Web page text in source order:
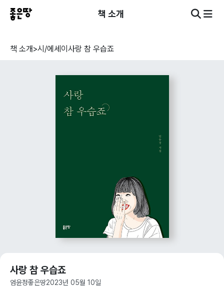
책 소개
책 소개>시/에세이 사랑 참 우습죠
사랑 참 우습죠
엄윤정좋은땅2023년 05월 10일